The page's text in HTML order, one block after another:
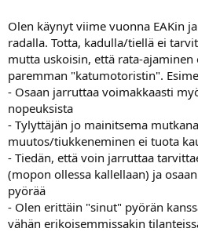
harjoitteet pitäisi tapahtua radalla,
suljettu parkkialue?Ymmärtääkseni
suhtautuminen tuollaiseen
selkeästi myönteisempi, sillä niissä
kierrosaikojen aiheuttamasta
Olen käynyt viime vuonna EAKin
radalla. Totta, kadulla/tiellä ei
mutta uskoisin, että rata-
paremman "katumotoristin".
- Osaan jarruttaa voimakkaasti
nopeuksista
- Tylyttäjän jo mainitsema
muutos/tiukkeneminen ei tuota
- Tiedän, että voin jarruttaa
(mopon ollessa kallellaan) ja
pyörää
- Olen erittäin "sinut" pyörän
vähän erikoisemmissakin